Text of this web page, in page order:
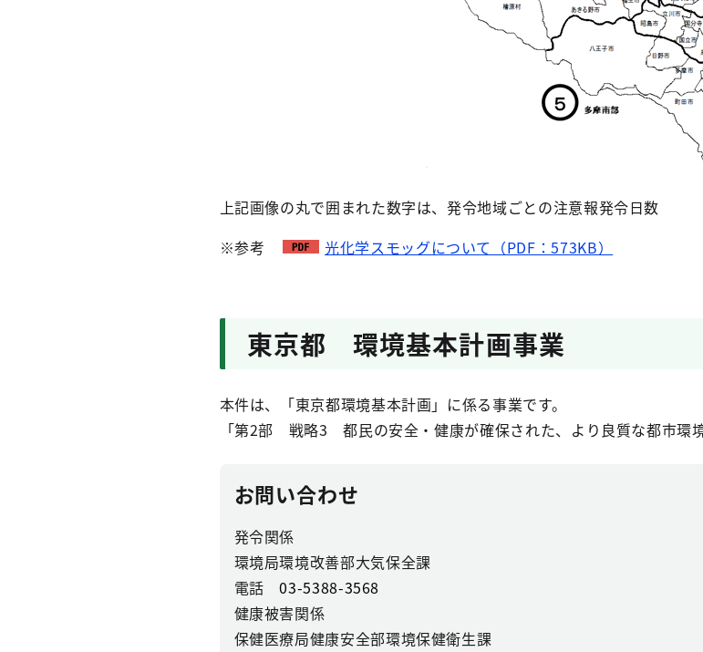
上記画像の丸で囲まれた数字は、発令地域ごとの注意報発令日数
※参考
光化学スモッグについて（PDF：573KB）
東京都 環境基本計画事業
本件は、「東京都環境基本計画」に係る事業です。
「第2部 戦略3 都民の安全・健康が確保された、より良質な都市環境
お問い合わせ
発令関係
環境局環境改善部大気保全課
電話03-5388-3568
健康被害関係
保健医療局健康安全部環境保健衛生課